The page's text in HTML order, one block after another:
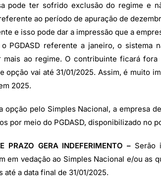
pode ter sofrido exclusão do regime e
ao período de apuração de
e isso pode dar a impressão que a
PGDASD referente a janeiro, o sistema
mais ao regime. O contribuinte ficará
opção vai até 31/01/2025. Assim, é muito
2025.
opção pelo Simples Nacional, a empresa
por meio do PGDASD, disponibilizado no
PRAZO GERA INDEFERIMENTO – Serão
em vedação ao Simples Nacional e/ou as
até a data final de 31/01/2025.